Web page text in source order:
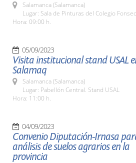
Salamanca (Salamanca)
Lugar: Sala de Pinturas del Colegio
Hora: 09:00 h.
05/09/2023
Visita institucional stand USAL
Salamaq
Salamanca (Salamanca)
Lugar: Pabellón Central. Stand USAL
Hora: 11:00 h.
04/09/2023
Convenio Diputación-Irnasa
análisis de suelos agrarios en la
provincia